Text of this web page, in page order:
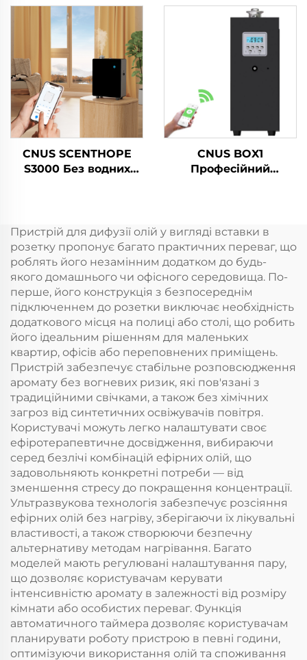
ароматичних олій в
готелі/коммерчній
ванній/комісії
Гуртовий
Авіатомолоджувач
Для Магазину Офіс
CNUS SCENTHOPE
S3000 Без водних
Акрильний
автоматичний
дифузер ароматики
Дифузійна система
Ароматична машина
CNUS BOX1
Професійний
ароматичних масел
Пристрій для дифузії олій у вигляді вставки в
розетку пропонує багато практичних переваг, що
роблять його незамінним додатком до будь-
якого домашнього чи офісного середовища. По-
перше, його конструкція з безпосереднім
підключеннем до розетки виключає необхідність
додаткового місця на полиці або столі, що робить
його ідеальним рішенням для маленьких
квартир, офісів або переповнених приміщень.
Пристрій забезпечує стабільне розповсюдження
аромату без вогневих ризик, які пов'язані з
традиційними свічками, а також без хімічних
загроз від синтетичних освіжувачів повітря.
Користувачі можуть легко налаштувати своє
ефіротерапевтичне досвідження, вибираючи
серед безлічі комбінацій ефірних олій, що
задовольняють конкретні потреби — від
зменшення стресу до покращення концентрації.
Ультразвукова технологія забезпечує розсіяння
ефірних олій без нагріву, зберігаючи їх лікувальні
властивості, а також створюючи безпечну
альтернативу методам нагрівання. Багато
моделей мають регулювані налаштування пару,
що дозволяє користувачам керувати
інтенсивністю аромату в залежності від розміру
кімнати або особистих переваг. Функція
автоматичного таймера дозволяє користувачам
планирувати роботу пристрою в певні години,
оптимізуючи використання олій та споживання